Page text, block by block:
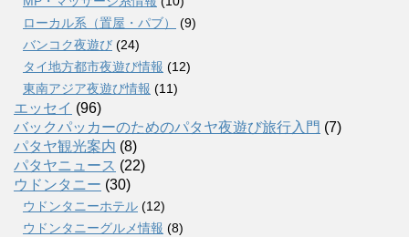
ローカル系（置屋・パブ）
(9)
バンコク夜遊び (24)
タイ地方都市夜遊び情報 (12)
東南アジア夜遊び情報 (11)
エッセイ (96)
バックパッカーのためのパタヤ夜遊び旅行入門 (7)
パタヤ観光案内 (8)
パタヤニュース (22)
ウドンタニー (30)
ウドンタニーホテル (12)
ウドンタニーグルメ情報 (8)